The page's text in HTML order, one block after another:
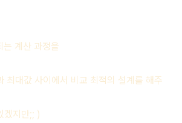
계산 과정을
최대값 사이에서 비교 최적의 설계를 해주
겠지만;; )